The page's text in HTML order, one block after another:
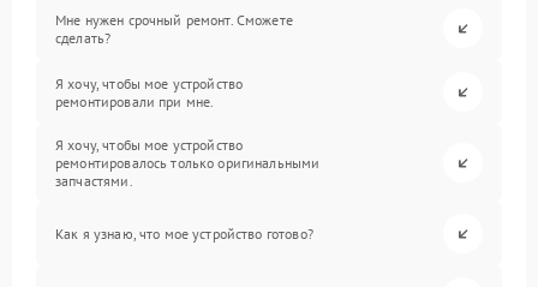
Мне нужен срочный ремонт. Сможете
сделать?
Я хочу, чтобы мое устройство
ремонтировали при мне.
Я хочу, чтобы мое устройство
ремонтировалось только оригинальными
запчастями.
Как я узнаю, что мое устройство готово?